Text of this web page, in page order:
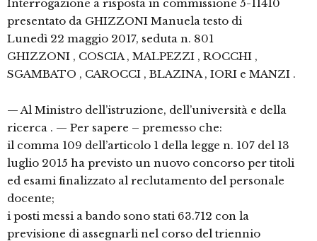
Interrogazione a risposta in commissione 5-11410
presentato da GHIZZONI Manuela testo di
Lunedì 22 maggio 2017, seduta n. 801
GHIZZONI , COSCIA , MALPEZZI , ROCCHI ,
SGAMBATO , CAROCCI , BLAZINA , IORI e MANZI .
— Al Ministro dell’istruzione, dell’università e della
ricerca . — Per sapere – premesso che:
il comma 109 dell’articolo 1 della legge n. 107 del 13
luglio 2015 ha previsto un nuovo concorso per titoli
ed esami finalizzato al reclutamento del personale
docente;
i posti messi a bando sono stati 63.712 con la
previsione di assegnarli nel corso del triennio